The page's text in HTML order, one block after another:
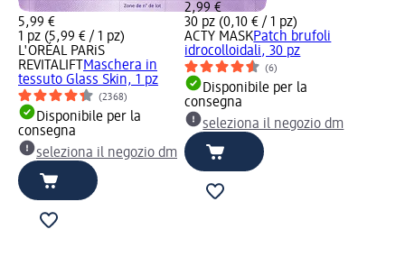
5,99 €
1 pz (5,99 € / 1 pz)
L'ORÉAL PARiS
REVITALIFT Maschera in
tessuto Glass Skin, 1 pz
(2368)
Disponibile per la
consegna
seleziona il negozio dm
2,99 €
30 pz (0,10 € / 1 pz)
ACTY MASKPatch brufoli
idrocolloidali, 30 pz
(6)
Disponibile per la
consegna
seleziona il negozio dm